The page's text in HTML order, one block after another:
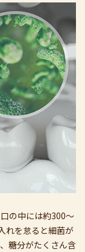
の中には約300～
れを怠ると細菌が
糖分がたくさん含